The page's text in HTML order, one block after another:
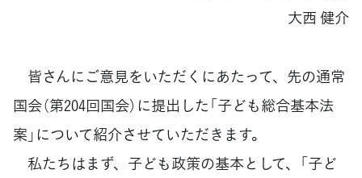
大西 健介
皆さんにご意見をいただくにあたって、先の通常
国会（第204回国会）に提出した「子ども総合基本法
案」について紹介させていただきます。
私たちはまず、子ども政策の基本として、「子ど